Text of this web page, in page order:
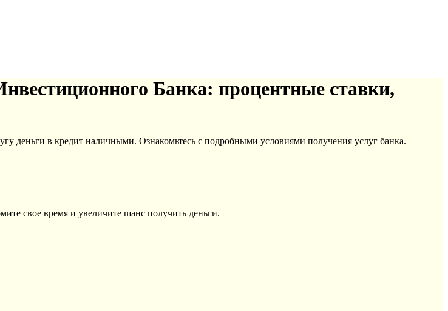
Банка: процентные ставки,
деньги в кредит наличными. Ознакомьтесь с подробными условиями получения услуг банка.
свое время и увеличите шанс получить деньги.